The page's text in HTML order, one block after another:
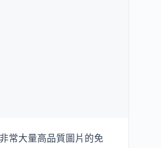
常大量高品質圖片的免